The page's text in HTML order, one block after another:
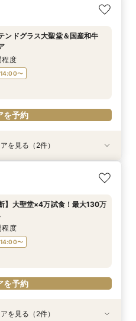
】大聖堂×4万試食！最大130万
14:00〜
予約
様へ】ふたりで選ぶ、ふたり
得の専属スタッフがご案内◇
程度
予約
ンドグラス大聖堂＆国産和牛
程度
14:00〜
を予約
メ＞全館見学×4万コース試食×
14:00〜
予約
様へ】ふたりで選ぶ、ふたり
得の専属スタッフがご案内◇
程度
予約
を見る（2件）
】大聖堂×4万試食！最大130万
程度
14:00〜
を予約
を見る（2件）